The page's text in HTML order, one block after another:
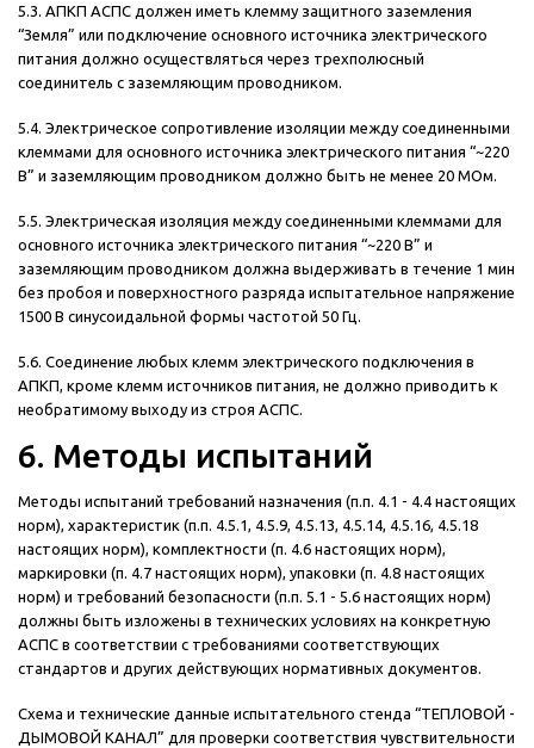
5.3. АПКП АСПС должен иметь клемму защитного заземления
“Земля” или подключение основного источника электрического
питания должно осуществляться через трехполюсный
соединитель с заземляющим проводником.
5.4. Электрическое сопротивление изоляции между соединенными
клеммами для основного источника электрического питания “~220
В” и заземляющим проводником должно быть не менее 20 МОм.
5.5. Электрическая изоляция между соединенными клеммами для
основного источника электрического питания “~220 В” и
заземляющим проводником должна выдерживать в течение 1 мин
без пробоя и поверхностного разряда испытательное напряжение
1500 В синусоидальной формы частотой 50 Гц.
5.6. Соединение любых клемм электрического подключения в
АПКП, кроме клемм источников питания, не должно приводить к
необратимому выходу из строя АСПС.
6. Методы испытаний
Методы испытаний требований назначения (п.п. 4.1 - 4.4 настоящих
норм), характеристик (п.п. 4.5.1, 4.5.9, 4.5.13, 4.5.14, 4.5.16, 4.5.18
настоящих норм), комплектности (п. 4.6 настоящих норм),
маркировки (п. 4.7 настоящих норм), упаковки (п. 4.8 настоящих
норм) и требований безопасности (п.п. 5.1 - 5.6 настоящих норм)
должны быть изложены в технических условиях на конкретную
АСПС в соответствии с требованиями соответствующих
стандартов и других действующих нормативных документов.
Схема и технические данные испытательного стенда “ТЕПЛОВОЙ -
ДЫМОВОЙ КАНАЛ” для проверки соответствия чувствительности